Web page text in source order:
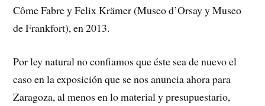
Côme Fabre y Felix Krämer (Museo d’Orsay y Museo
de Frankfort), en 2013.
Por ley natural no confiamos que éste sea de nuevo el
caso en la exposición que se nos anuncia ahora para
Zaragoza, al menos en lo material y presupuestario,